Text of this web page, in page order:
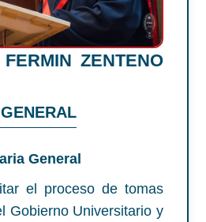
ZENTENO
General
el proceso de tomas
Gobierno Universitario y